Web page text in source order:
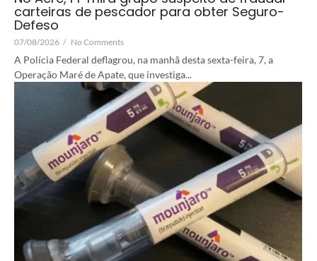
carteiras de pescador para obter Seguro-
Defeso
07/08/2026 / No Comments
A Polícia Federal deflagrou, na manhã desta sexta-feira, 7, a
Operação Maré de Apate, que investiga...